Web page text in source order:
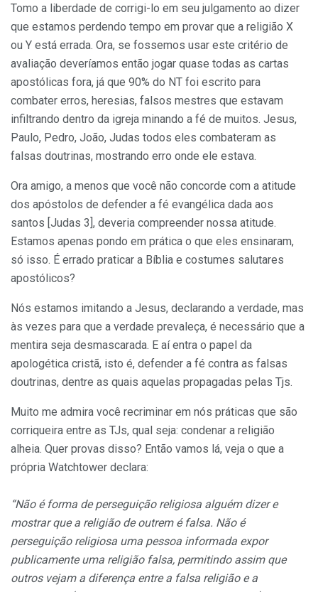
Tomo a liberdade de corrigi-lo em seu julgamento ao dizer
que estamos perdendo tempo em provar que a religião X
ou Y está errada. Ora, se fossemos usar este critério de
avaliação deveríamos então jogar quase todas as cartas
apostólicas fora, já que 90% do NT foi escrito para
combater erros, heresias, falsos mestres que estavam
infiltrando dentro da igreja minando a fé de muitos. Jesus,
Paulo, Pedro, João, Judas todos eles combateram as
falsas doutrinas, mostrando erro onde ele estava.
Ora amigo, a menos que você não concorde com a atitude
dos apóstolos de defender a fé evangélica dada aos
santos [Judas 3], deveria compreender nossa atitude.
Estamos apenas pondo em prática o que eles ensinaram,
só isso. É errado praticar a Bíblia e costumes salutares
apostólicos?
Nós estamos imitando a Jesus, declarando a verdade, mas
às vezes para que a verdade prevaleça, é necessário que a
mentira seja desmascarada. E aí entra o papel da
apologética cristã, isto é, defender a fé contra as falsas
doutrinas, dentre as quais aquelas propagadas pelas Tjs.
Muito me admira você recriminar em nós práticas que são
corriqueira entre as TJs, qual seja: condenar a religião
alheia. Quer provas disso? Então vamos lá, veja o que a
própria Watchtower declara:
“Não é forma de perseguição religiosa alguém dizer e
mostrar que a religião de outrem é falsa. Não é
perseguição religiosa uma pessoa informada expor
publicamente uma religião falsa, permitindo assim que
outros vejam a diferença entre a falsa religião e a